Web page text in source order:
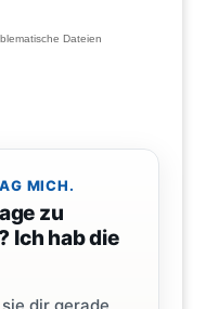
Dateien
MICH.
zu
Ich hab die